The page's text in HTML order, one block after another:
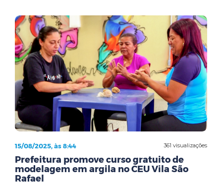
361 visualizações
15/08/2025, às 8:44
Prefeitura promove curso gratuito de
modelagem em argila no CEU Vila São
Rafael